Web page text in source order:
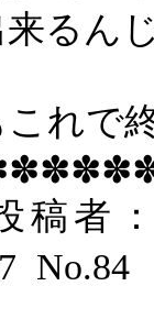
るん
れで
稿者
No.84